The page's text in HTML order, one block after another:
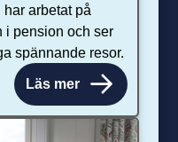
arbetat på
i pension och ser
spännande resor.
Läs mer